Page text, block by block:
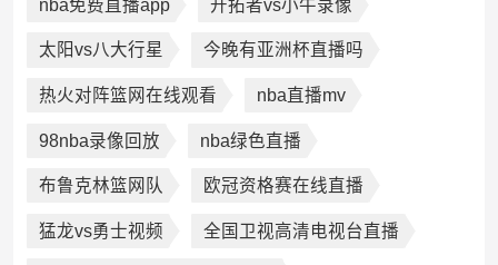
nba免费直播app 开拓者vs小牛录像
太阳vs八大行星 今晚有亚洲杯直播吗
热火对阵篮网在线观看 nba直播mv
98nba录像回放 nba绿色直播
布鲁克林篮网队 欧冠资格赛在线直播
猛龙vs勇士视频 全国卫视高清电视台直播